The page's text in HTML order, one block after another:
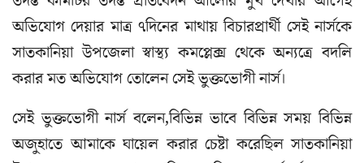
অভিযোগ দেয়ার মাত্র ৭দিনের মাথায় বিচারপ্রার্থী সেই নার্সকে
সাতকানিয়া উপজেলা স্বাস্থ্য কমপ্লেক্স থেকে অন্যত্রে বদলি
করার মত অভিযোগ তোলেন সেই ভুক্তভোগী নার্স।
সেই ভুক্তভোগী নার্স বলেন,বিভিন্ন ভাবে বিভিন্ন সময় বিভিন্ন
অজুহাতে আমাকে ঘায়েল করার চেষ্টা করেছিল সাতকানিয়া